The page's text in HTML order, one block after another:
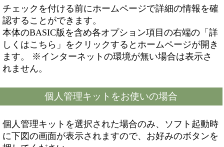
チェックを付ける前にホームページで詳細の情報を確
認することができます。
本体のBASIC版を含め各オプション項目の右端の「詳
しくはこちら」をクリックするとホームページが開き
ます。 ※インターネットの環境が無い場合は表示さ
れません。
個人管理キットをお使いの場合
個人管理キットを選択された場合のみ、ソフト起動時
に下図の画面が表示されますので、お好みのボタンを